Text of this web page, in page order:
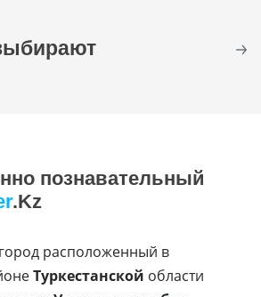
познавательный
.Kz
расположенный в
Туркестанской области